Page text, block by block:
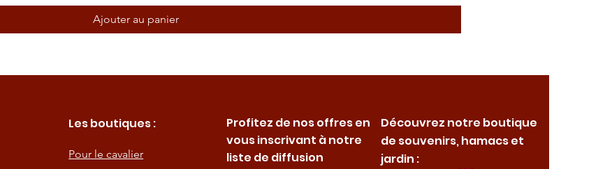
Ajouter au panier
Les boutiques :
Pour le cavalier
Profitez de nos offres en
vous inscrivant à notre
liste de diffusion
Découvrez notre boutique
de souvenirs, hamacs et
jardin :